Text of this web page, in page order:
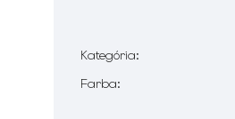
Kategória:
Farba: